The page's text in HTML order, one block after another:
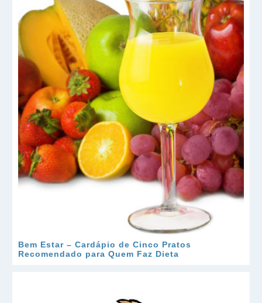
Bem Estar – Cardápio de Cinco Pratos
Recomendado para Quem Faz Dieta